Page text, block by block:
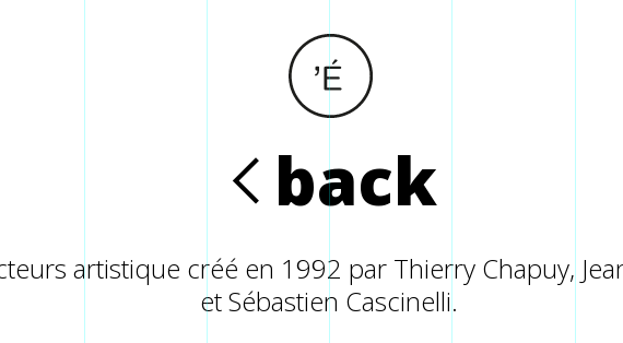
R back
artistique créé en 1992 par Thierry Chapuy,
et Sébastien Cascinelli.